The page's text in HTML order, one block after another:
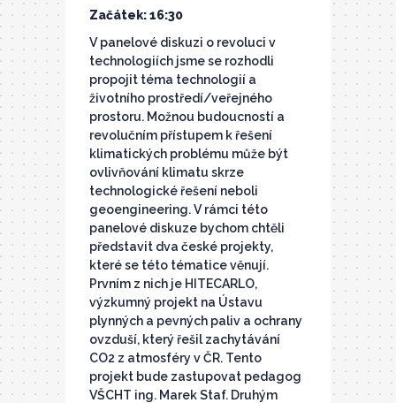
Začátek: 16:30
V panelové diskuzi o revoluci v
technologiích jsme se rozhodli
propojit téma technologií a
životního prostředí/veřejného
prostoru. Možnou budoucností a
revolučním přístupem k řešení
klimatických problému může být
ovlivňování klimatu skrze
technologické řešení neboli
geoengineering. V rámci této
panelové diskuze bychom chtěli
představit dva české projekty,
které se této tématice věnují.
Prvním z nich je HITECARLO,
výzkumný projekt na Ústavu
plynných a pevných paliv a ochrany
ovzduší, který řešil zachytávání
CO2 z atmosféry v ČR. Tento
projekt bude zastupovat pedagog
VŠCHT ing. Marek Staf. Druhým